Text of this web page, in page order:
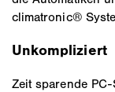
climatronic®
Unkompliziert
Zeit sparende